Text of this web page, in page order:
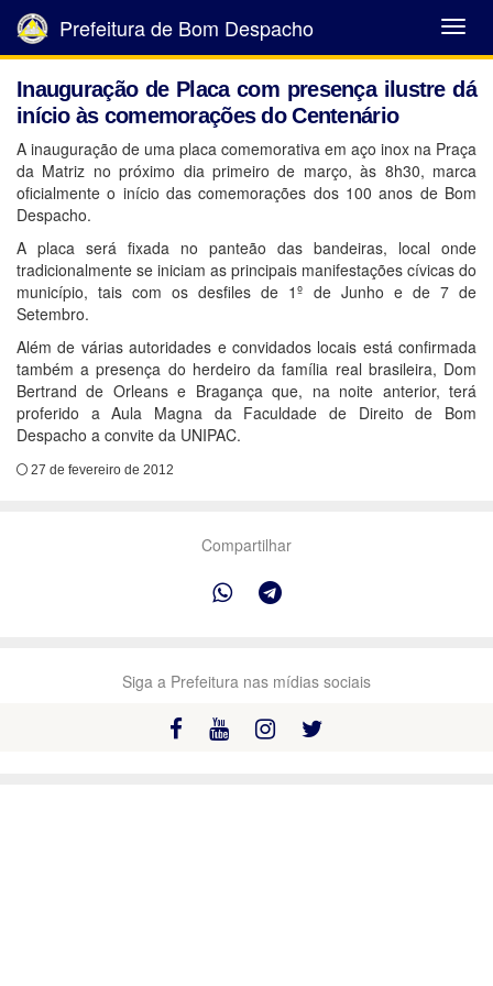
Abrir
Menu
Prefeitura de Bom Despacho
Inauguração de Placa com presença ilustre dá
início às comemorações do Centenário
A inauguração de uma placa comemorativa em aço inox na Praça
da Matriz no próximo dia primeiro de março, às 8h30, marca
oficialmente o início das comemorações dos 100 anos de Bom
Despacho.
A placa será fixada no panteão das bandeiras, local onde
tradicionalmente se iniciam as principais manifestações cívicas do
município, tais com os desfiles de 1º de Junho e de 7 de
Setembro.
Além de várias autoridades e convidados locais está confirmada
também a presença do herdeiro da família real brasileira, Dom
Bertrand de Orleans e Bragança que, na noite anterior, terá
proferido a Aula Magna da Faculdade de Direito de Bom
Despacho a convite da UNIPAC.
27 de fevereiro de 2012
Compartilhar
Siga a Prefeitura nas mídias sociais